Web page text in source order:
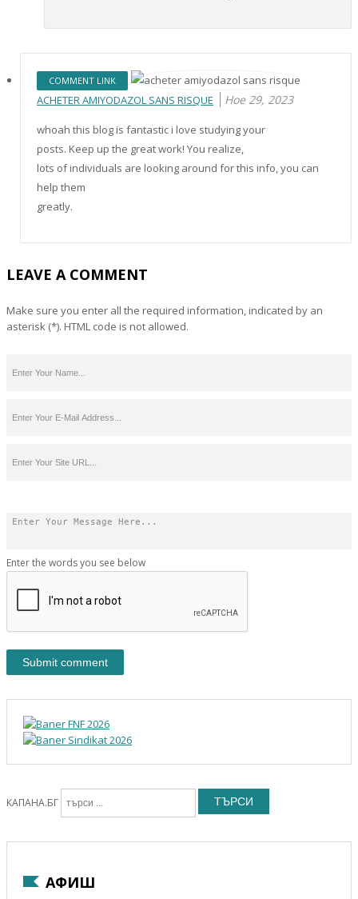
COMMENT LINK
ACHETER AMIYODAZOL SANS RISQUE Ное 29, 2023
whoah this blog is fantastic i love studying your
posts. Keep up the great work! You realize,
lots of individuals are looking around for this info, you can
help them
greatly.
LEAVE A COMMENT
Make sure you enter all the required information, indicated by an
asterisk (*). HTML code is not allowed.
Enter the words you see below
КАПАНА.БГ ТЪРСИ
АФИШ